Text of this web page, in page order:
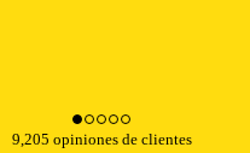
9,205 opiniones de clientes
configurar su navegador para
cookies, pero alguna áreas